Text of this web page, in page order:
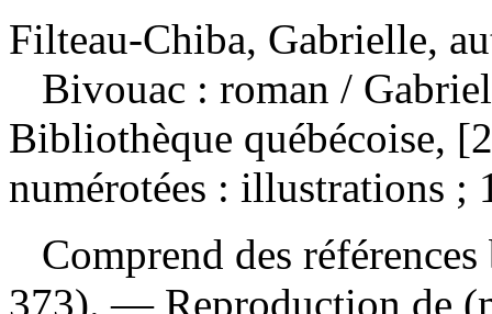
Filteau-Chiba, Gabrielle,
Bivouac : roman /
Bibliothèque québécoise,
numérotées : illustrations ;
Comprend des
373). — Reproduction de